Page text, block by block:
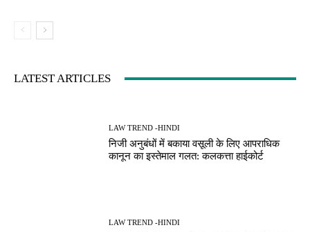
LATEST ARTICLES
LAW TREND -HINDI
निजी अनुबंधों में बकाया वसूली के लिए आपराधिक
कानून का इस्तेमाल गलत: कलकत्ता हाईकोर्ट
LAW TREND -HINDI